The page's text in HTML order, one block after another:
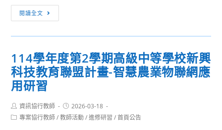
作
課
程
的
和
閱讀全文
方
衛
系
列
114學年度第2學期高級中等學校新興
科技教育聯盟計畫-智慧農業物聯網應
用研習
Post
author:
資訊協行教師
Post
published:
2026-03-18
Post專案協行教師 / 教師活動 / 進修研習 / 首頁公告